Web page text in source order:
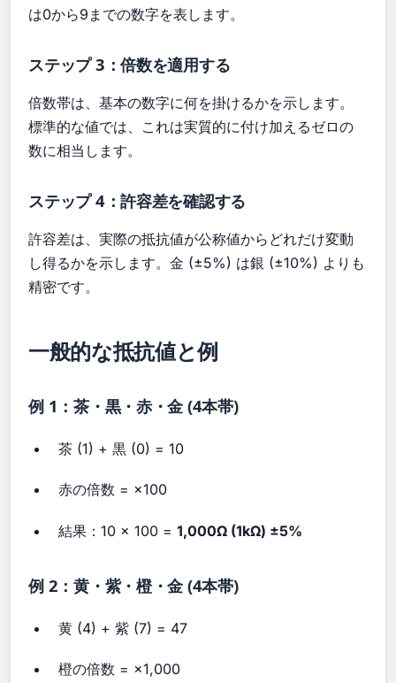
は0から9までの数字を表します。
ステップ 3：倍数を適用する
倍数帯は、基本の数字に何を掛けるかを示します。
標準的な値では、これは実質的に付け加えるゼロの
数に相当します。
ステップ 4：許容差を確認する
許容差は、実際の抵抗値が公称値からどれだけ変動
し得るかを示します。金 (±5%) は銀 (±10%) よりも
精密です。
一般的な抵抗値と例
例 1：茶・黒・赤・金 (4本帯)
茶 (1) + 黒 (0) = 10
赤の倍数 = ×100
結果：10 × 100 =1,000Ω (1kΩ) ±5%
例 2：黄・紫・橙・金 (4本帯)
黄 (4) + 紫 (7) = 47
橙の倍数 = ×1,000